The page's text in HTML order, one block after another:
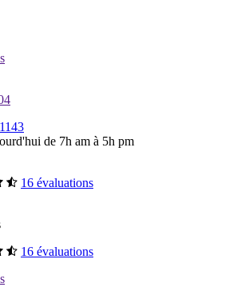
de 7h am à 5h pm
16 évaluations
16 évaluations